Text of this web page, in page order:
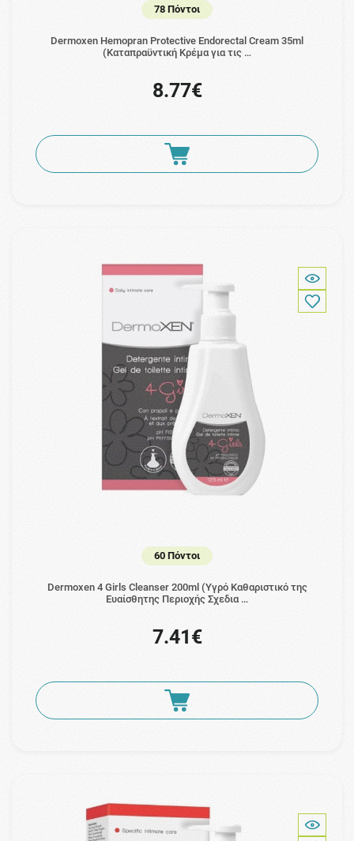
78 Πόντοι
Dermoxen Hemopran Protective Endorectal Cream 35ml
(Καταπραϋντική Κρέμα για τις …
8.77€
60 Πόντοι
Dermoxen 4 Girls Cleanser 200ml (Υγρό Καθαριστικό της
Ευαίσθητης Περιοχής Σχεδια …
7.41€